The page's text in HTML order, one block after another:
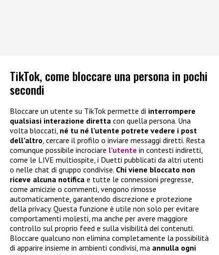
TikTok, come bloccare una persona in pochi
secondi
Bloccare un utente su TikTok permette di interrompere
qualsiasi interazione diretta con quella persona. Una
volta bloccati, né tu né l’utente potrete vedere i post
dell’altro , cercare il profilo o inviare messaggi diretti. Resta
comunque possibile incrociare l’utente in contesti indiretti,
come le LIVE multiospite, i Duetti pubblicati da altri utenti
o nelle chat di gruppo condivise. Chi viene bloccato non
riceve alcuna notifica e tutte le connessioni pregresse,
come amicizie o commenti, vengono rimosse
automaticamente, garantendo discrezione e protezione
della privacy. Questa funzione è utile non solo per evitare
comportamenti molesti, ma anche per avere maggiore
controllo sul proprio feed e sulla visibilità dei contenuti.
Bloccare qualcuno non elimina completamente la possibilità
di apparire insieme in ambienti condivisi, ma annulla ogni